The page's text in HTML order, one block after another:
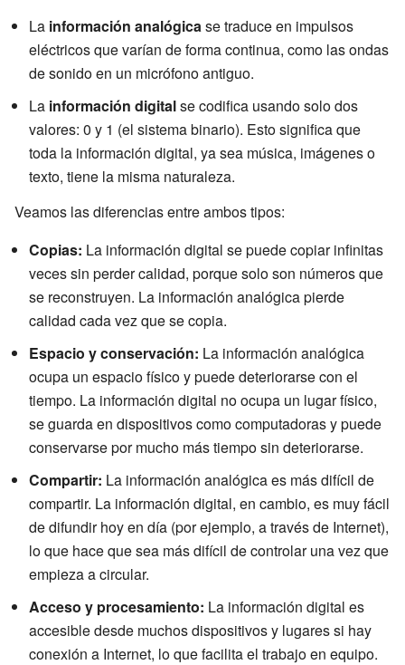
La información analógicase traduce en impulsos
eléctricos que varían de forma continua, como las ondas
de sonido en un micrófono antiguo.
La información digitalse codifica usando solo dos
valores: 0 y 1 (el sistema binario). Esto significa que
toda la información digital, ya sea música, imágenes o
texto, tiene la misma naturaleza.
Veamos las diferencias entre ambos tipos:
Copias: La información digital se puede copiar infinitas
veces sin perder calidad, porque solo son números que
se reconstruyen. La información analógica pierde
calidad cada vez que se copia.
Espacio y conservación: La información analógica
ocupa un espacio físico y puede deteriorarse con el
tiempo. La información digital no ocupa un lugar físico,
se guarda en dispositivos como computadoras y puede
conservarse por mucho más tiempo sin deteriorarse.
Compartir: La información analógica es más difícil de
compartir. La información digital, en cambio, es muy fácil
de difundir hoy en día (por ejemplo, a través de Internet),
lo que hace que sea más difícil de controlar una vez que
empieza a circular.
Acceso y procesamiento: La información digital es
accesible desde muchos dispositivos y lugares si hay
conexión a Internet, lo que facilita el trabajo en equipo.